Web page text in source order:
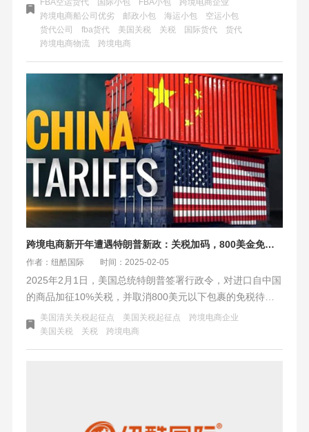
生了深远影响。
FBA空运货代 国际小包 FBA小包
跨境电商企业
跨境电商船公司优劣
邮政小包 海运小包
空运小包
货代公司
fba货代 美国关税 关税 国际货代
货代
跨境电商物流
跨境电商
跨境电商新开年遭遇特朗普新政：关税加码，800美金免税取消
作者：纽酷国际 时间：2025-02-05
2025年2月1日，美国总统特朗普签署行政令，对进口自中国
的商品加征10%关税，并取消800美元以下包裹的免税待
遇，旨在保护美国产业。此举引发国际和国内广泛争议，中
国表示将坚决维护国家利益。跨境电商企业和美国消费者将
美国清关关税起征点 美国关税起征点
跨境电商企业
美国关税
关税 跨境电商